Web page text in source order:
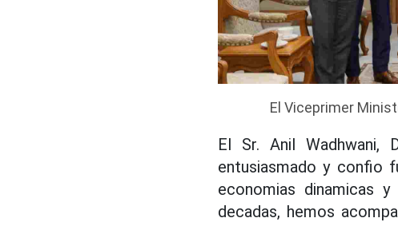
El Viceprimer
El Sr. Anil Wadhwani,
entusiasmado y confio
economias dinamicas
decadas, hemos